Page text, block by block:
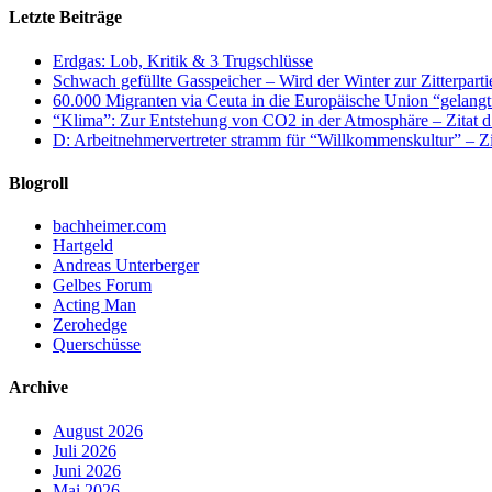
Letzte Beiträge
Erdgas: Lob, Kritik & 3 Trugschlüsse
Schwach gefüllte Gasspeicher – Wird der Winter zur
60.000 Migranten via Ceuta in die Europäische Union
“Klima”: Zur Entstehung von CO2 in der Atmosphäre – Zitat
D: Arbeitnehmervertreter stramm für “Willkommenskultur” –
Blogroll
bachheimer.com
Hartgeld
Andreas Unterberger
Gelbes Forum
Acting Man
Zerohedge
Querschüsse
Archive
August 2026
Juli 2026
Juni 2026